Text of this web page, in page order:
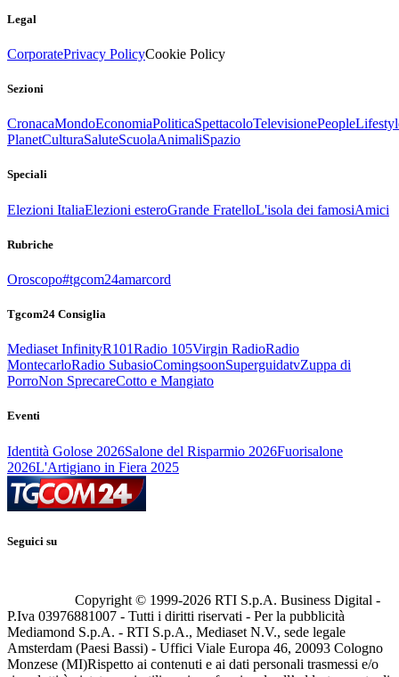
Legal
CorporatePrivacy PolicyCookie Policy
Sezioni
CronacaMondoEconomiaPoliticaSpettacoloTelevisionePeople
PlanetCulturaSaluteScuolaAnimaliSpazio
Speciali
Elezioni ItaliaElezioni esteroGrande FratelloL'isola dei famosiAmici
Rubriche
Oroscopo#tgcom24amarcord
Tgcom24 Consiglia
Mediaset InfinityR101Radio 105Virgin RadioRadio
MontecarloRadio SubasioComingsoonSuperguidatvZuppa di
PorroNon SprecareCotto e Mangiato
Eventi
Identità Golose 2026Salone del Risparmio 2026Fuorisalone
2026L'Artigiano in Fiera 2025
Seguici su
Copyright © 1999-2026 RTI S.p.A. Business Digital -
P.Iva 03976881007 - Tutti i diritti riservati - Per la pubblicità
Mediamond S.p.A. - RTI S.p.A., Mediaset N.V., sede legale
Amsterdam (Paesi Bassi) - Uffici Viale Europa 46, 20093 Cologno
Monzese (MI)Rispetto ai contenuti e ai dati personali trasmessi e/o